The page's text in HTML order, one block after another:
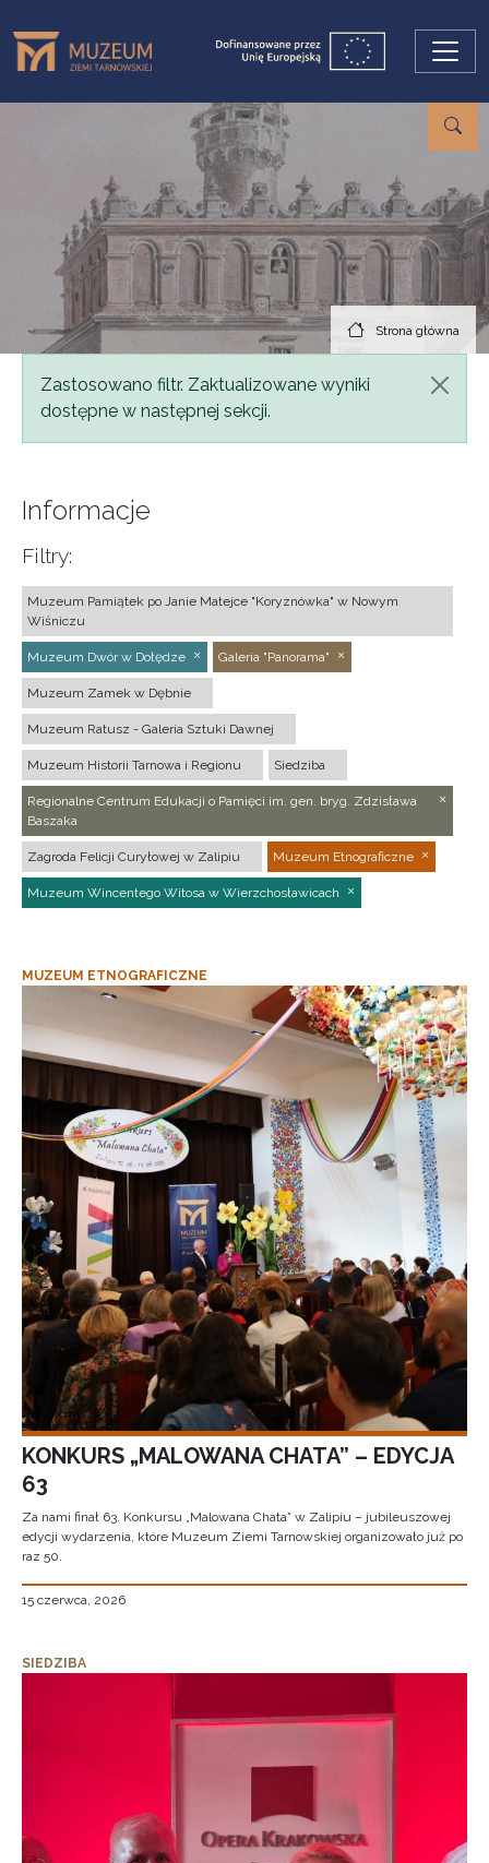
Strona główna
Komunikat
Zastosowano filtr. Zaktualizowane wyniki
dostępne w następnej sekcji.
Informacje
Filtry:
Muzeum Pamiątek po Janie Matejce "Koryznówka" w Nowym
Wiśniczu
Muzeum Dwór w Dołędze Galeria "Panorama"
Muzeum Zamek w Dębnie
Muzeum Ratusz - Galeria Sztuki Dawnej
Muzeum Historii Tarnowa i Regionu Siedziba
Regionalne Centrum Edukacji o Pamięci im. gen. bryg. Zdzisława
Baszaka
Zagroda Felicji Curyłowej w Zalipiu Muzeum Etnograficzne
Muzeum Wincentego Witosa w Wierzchosławicach
MUZEUM ETNOGRAFICZNE
KONKURS „MALOWANA CHATA” – EDYCJA
63
Za nami finał 63. Konkursu „Malowana Chata” w Zalipiu – jubileuszowej
edycji wydarzenia, które Muzeum Ziemi Tarnowskiej organizowało już po
raz 50.
15 czerwca, 2026
SIEDZIBA